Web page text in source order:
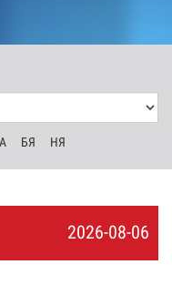
БЯ НЯ
2026-08-06